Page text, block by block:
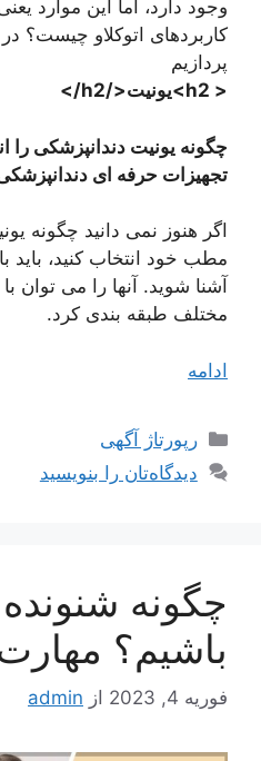
وجود دارد، اما این موارد
کاربردهای اتوکلاو چیست؟
پردازیم
< h2>یونیت</h2/>
چگونه یونیت دندانپزشکی را
تجهیزات حرفه ای
اگر هنوز نمی دانید چگونه
مطب خود انتخاب کنید، باید
آشنا شوید. آنها را می توان
مختلف طبقه بندی کرد.
ادامه
دسته‌ها
رپورتاژ آگهی
دیدگاه‌تان را بنویسید
چگونه
باشیم؟
فوریه 4, 2023 از admin